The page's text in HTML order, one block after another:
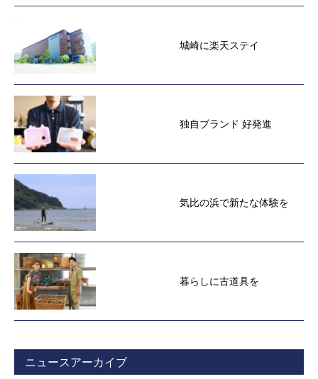
城崎に楽天ステイ
独自ブランド 好発進
気比の浜で新たな体験を
暮らしに古道具を
ニュースアーカイブ